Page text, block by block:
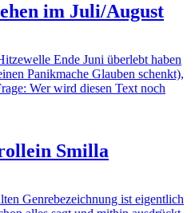
im Juli/August
Ende Juni überlebt haben
Panikmache Glauben schenkt),
Wer wird diesen Text noch
Smilla
Genrebezeichnung ist eigentlich